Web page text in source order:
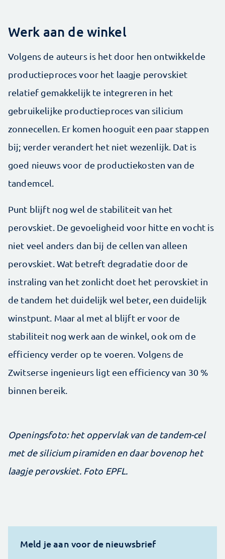
Werk aan de winkel
Volgens de auteurs is het door hen ontwikkelde
productieproces voor het laagje perovskiet
relatief gemakkelijk te integreren in het
gebruikelijke productieproces van silicium
zonnecellen. Er komen hooguit een paar stappen
bij; verder verandert het niet wezenlijk. Dat is
goed nieuws voor de productiekosten van de
tandemcel.
Punt blijft nog wel de stabiliteit van het
perovskiet. De gevoeligheid voor hitte en vocht is
niet veel anders dan bij de cellen van alleen
perovskiet. Wat betreft degradatie door de
instraling van het zonlicht doet het perovskiet in
de tandem het duidelijk wel beter, een duidelijk
winstpunt. Maar al met al blijft er voor de
stabiliteit nog werk aan de winkel, ook om de
efficiency verder op te voeren. Volgens de
Zwitserse ingenieurs ligt een efficiency van 30 %
binnen bereik.
Openingsfoto: het oppervlak van de tandem-cel
met de silicium piramiden en daar bovenop het
laagje perovskiet. Foto EPFL.
Meld je aan voor de nieuwsbrief